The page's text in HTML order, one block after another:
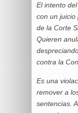
El intento
con un juicio
de la Corte
Quieren
contra la
Es una
remover a
sentencias.